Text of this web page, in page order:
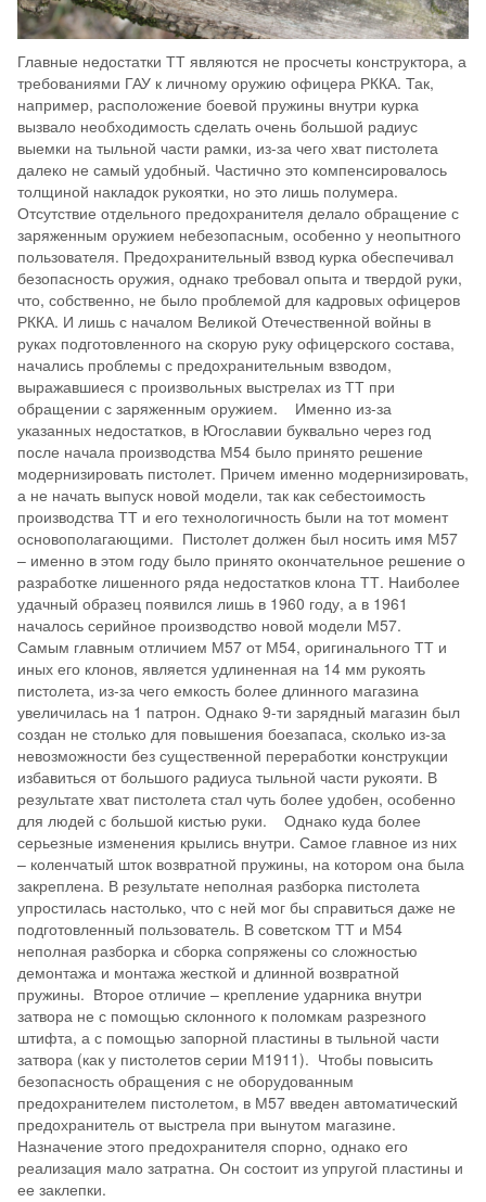
Главные недостатки ТТ являются не просчеты конструктора, а
требованиями ГАУ к личному оружию офицера РККА. Так,
например, расположение боевой пружины внутри курка
вызвало необходимость сделать очень большой радиус
выемки на тыльной части рамки, из-за чего хват пистолета
далеко не самый удобный. Частично это компенсировалось
толщиной накладок рукоятки, но это лишь полумера.
Отсутствие отдельного предохранителя делало обращение с
заряженным оружием небезопасным, особенно у неопытного
пользователя. Предохранительный взвод курка обеспечивал
безопасность оружия, однако требовал опыта и твердой руки,
что, собственно, не было проблемой для кадровых офицеров
РККА. И лишь с началом Великой Отечественной войны в
руках подготовленного на скорую руку офицерского состава,
начались проблемы с предохранительным взводом,
выражавшиеся с произвольных выстрелах из ТТ при
обращении с заряженным оружием. Именно из-за
указанных недостатков, в Югославии буквально через год
после начала производства М54 было принято решение
модернизировать пистолет. Причем именно модернизировать,
а не начать выпуск новой модели, так как себестоимость
производства ТТ и его технологичность были на тот момент
основополагающими. Пистолет должен был носить имя М57
– именно в этом году было принято окончательное решение о
разработке лишенного ряда недостатков клона ТТ. Наиболее
удачный образец появился лишь в 1960 году, а в 1961
началось серийное производство новой модели М57.
Самым главным отличием М57 от М54, оригинального ТТ и
иных его клонов, является удлиненная на 14 мм рукоять
пистолета, из-за чего емкость более длинного магазина
увеличилась на 1 патрон. Однако 9-ти зарядный магазин был
создан не столько для повышения боезапаса, сколько из-за
невозможности без существенной переработки конструкции
избавиться от большого радиуса тыльной части рукояти. В
результате хват пистолета стал чуть более удобен, особенно
для людей с большой кистью руки. Однако куда более
серьезные изменения крылись внутри. Самое главное из них
– коленчатый шток возвратной пружины, на котором она была
закреплена. В результате неполная разборка пистолета
упростилась настолько, что с ней мог бы справиться даже не
подготовленный пользователь. В советском ТТ и М54
неполная разборка и сборка сопряжены со сложностью
демонтажа и монтажа жесткой и длинной возвратной
пружины. Второе отличие – крепление ударника внутри
затвора не с помощью склонного к поломкам разрезного
штифта, а с помощью запорной пластины в тыльной части
затвора (как у пистолетов серии М1911). Чтобы повысить
безопасность обращения с не оборудованным
предохранителем пистолетом, в М57 введен автоматический
предохранитель от выстрела при вынутом магазине.
Назначение этого предохранителя спорно, однако его
реализация мало затратна. Он состоит из упругой пластины и
ее заклепки.